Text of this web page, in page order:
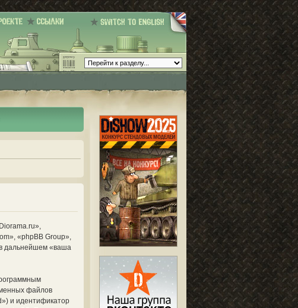
«phpBB Group»,
дальнейшем «ваша
файлов
и идентификатор